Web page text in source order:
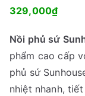
329,000₫
Nồi phủ sứ
phẩm cao cấp
phủ sứ
nhiệt nhanh,